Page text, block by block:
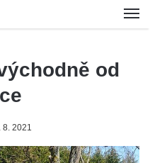
od
8. 2021